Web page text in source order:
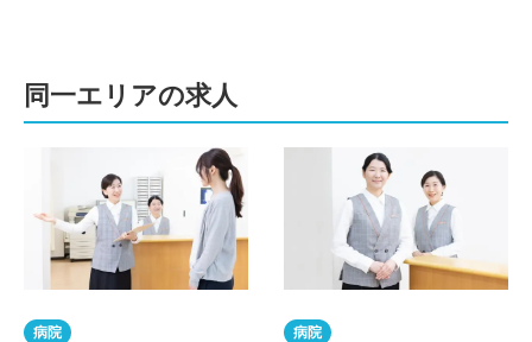
同一エリアの求人
病院 病院